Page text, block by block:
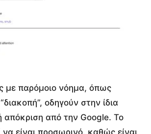
με παρόμοιο νόημα, όπως
οδηγούν στην ίδια
απόκριση από την Google. Το